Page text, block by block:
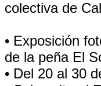
colectiva de
• Exposición
de la peña El
• Del 20 al 30